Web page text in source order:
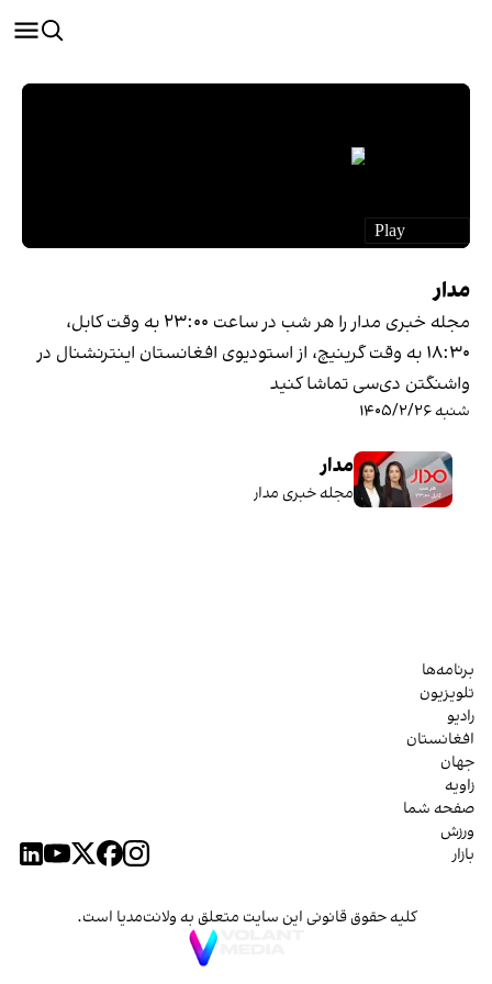
مدار
مجله خبری مدار را هر شب در ساعت ۲۳:۰۰ به وقت کابل،
۱۸:۳۰ به وقت گرینیچ، از استودیوی افغانستان اینترنشنال در
واشنگتن دی‌سی تماشا کنید
شنبه ۱۴۰۵/۲/۲۶
مدار
مجله خبری مدار
برنامه‌ها
تلویزیون
رادیو
افغانستان
جهان
زاویه
صفحه شما
ورزش
بازار
کلیه حقوق قانونی این سایت متعلق به ولانت‌مدیا است.